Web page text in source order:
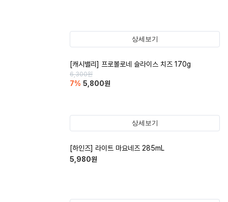
상세보기
[캐시밸리] 프로볼로네 슬라이스 치즈 170g
6,300원
7% 5,800원
상세보기
[하인즈] 라이트 마요네즈 285mL
5,980원